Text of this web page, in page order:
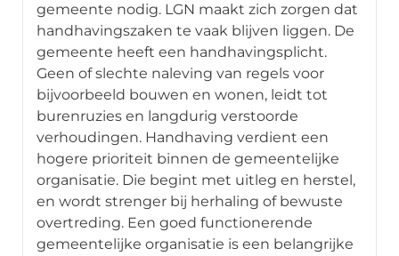
gemeente nodig. LGN maakt zich zorgen dat
handhavingszaken te vaak blijven liggen. De
gemeente heeft een handhavingsplicht.
Geen of slechte naleving van regels voor
bijvoorbeeld bouwen en wonen, leidt tot
burenruzies en langdurig verstoorde
verhoudingen. Handhaving verdient een
hogere prioriteit binnen de gemeentelijke
organisatie. Die begint met uitleg en herstel,
en wordt strenger bij herhaling of bewuste
overtreding. Een goed functionerende
gemeentelijke organisatie is een belangrijke